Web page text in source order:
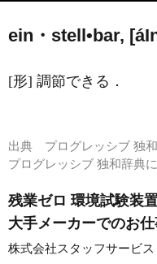
ein・stell•bar, [áI
[形] 調節できる．
出典 プログレッシブ 独
プログレッシブ 独和辞
残業ゼロ 環境試験装
大手メーカーでのお
株式会社スタッフサービ